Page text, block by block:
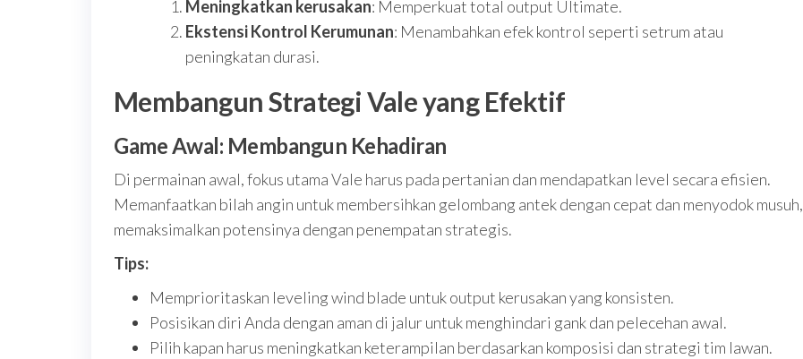
Meningkatkan kerusakan: Memperkuat total output Ultimate.
Ekstensi Kontrol Kerumunan: Menambahkan efek kontrol seperti setrum atau
peningkatan durasi.
Membangun Strategi Vale yang Efektif
Game Awal: Membangun Kehadiran
Di permainan awal, fokus utama Vale harus pada pertanian dan mendapatkan level secara efisien.
Memanfaatkan bilah angin untuk membersihkan gelombang antek dengan cepat dan menyodok musuh,
memaksimalkan potensinya dengan penempatan strategis.
Tips:
Memprioritaskan leveling wind blade untuk output kerusakan yang konsisten.
Posisikan diri Anda dengan aman di jalur untuk menghindari gank dan pelecehan awal.
Pilih kapan harus meningkatkan keterampilan berdasarkan komposisi dan strategi tim lawan.